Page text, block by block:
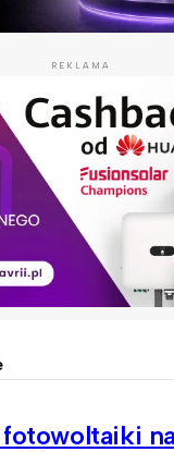
REKLAMA
fotowoltaiki